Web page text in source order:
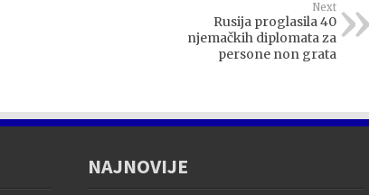
Next
Rusija proglasila 40
njemačkih diplomata za
persone non grata
NAJNOVIJE